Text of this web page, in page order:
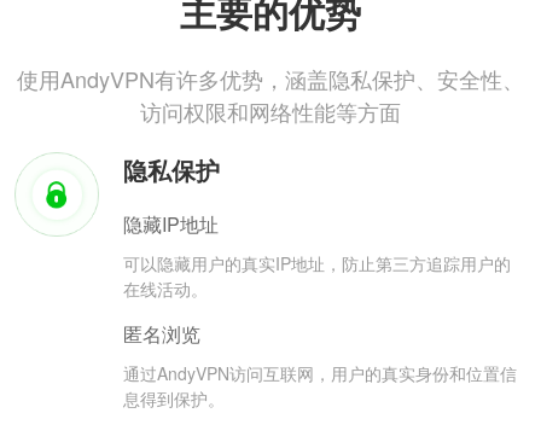
主要的优势
使用AndyVPN有许多优势，涵盖隐私保护、安全性、
访问权限和网络性能等方面
隐私保护
隐藏IP地址
可以隐藏用户的真实IP地址，防止第三方追踪用户的
在线活动。
匿名浏览
通过AndyVPN访问互联网，用户的真实身份和位置信
息得到保护。